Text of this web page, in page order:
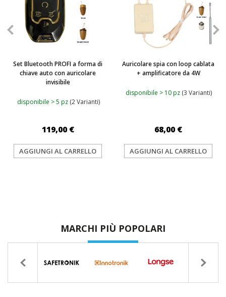
Set Bluetooth PROFI a forma di
chiave auto con auricolare
invisibile
disponibile > 5 pz (2 Varianti)
119,00 €
AGGIUNGI AL CARRELLO
Auricolare spia con loop cablata
+ amplificatore da 4W
disponibile > 10 pz (3 Varianti)
68,00 €
AGGIUNGI AL CARRELLO
MARCHI PIÙ POPOLARI